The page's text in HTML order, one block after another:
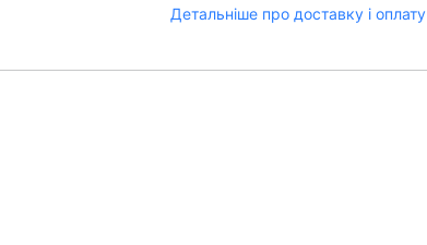
Детальніше про доставку і оплату